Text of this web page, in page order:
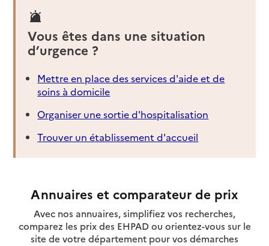
Vous êtes dans une situation
d’urgence ?
Mettre en place des services d'aide et de
soins à domicile
Organiser une sortie d'hospitalisation
Trouver un établissement d'accueil
Annuaires et comparateur de prix
Avec nos annuaires, simplifiez vos recherches,
comparez les prix des EHPAD ou orientez-vous sur le
site de votre département pour vos démarches